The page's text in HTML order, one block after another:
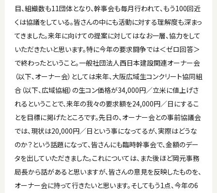
目、組織数も11団体となり、幹事会も毎月行われて、もう100回近
くは協議をしている。皆さんの中にも活動に対する理解度も深まっ
てきました。来年に向けての提案に対してはなお一層、協力をして
いただきたいと思います。特に今年の要求闘争では＜ゼロ回答＞
で終わったということ。一般社団法人西日本建設関連オーナー会
（以下、オーナー会）としては来年、大阪広域生コンクリート協同組
合（以下、広域協組）の生コン価格が34,000円／立米に値上げさ
れるということで、来年の我々の要求額を24,000円／日にするこ
とを目標に掲げたところです。先日の、オーナー会との事前協議会
では、現状は20,000円／日という事になってるが、実際はどうな
のか？という話題になって、皆さんにも臨時幹事会で、金額のデー
タを出していただきました。これについては、また後ほど岡元事務
局長から話があると思いますが、皆さんの意見を反映したものを、
オーナー会に持って行きたいと思います。そしてもう1点、今年の6